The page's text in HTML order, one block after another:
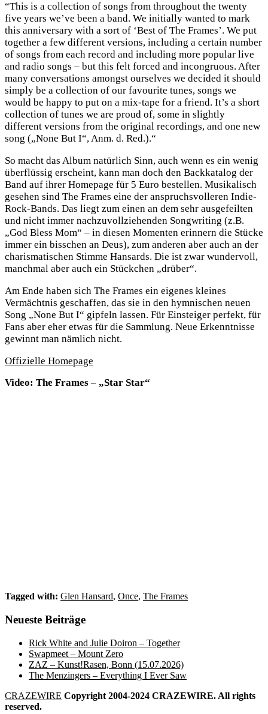
“This is a collection of songs from throughout the twenty
five years we’ve been a band. We initially wanted to mark
this anniversary with a sort of ‘Best of The Frames’. We put
together a few different versions, including a certain number
of songs from each record and including more popular live
and radio songs – but this felt forced and incongruous. After
many conversations amongst ourselves we decided it should
simply be a collection of our favourite tunes, songs we
would be happy to put on a mix-tape for a friend. It’s a short
collection of tunes we are proud of, some in slightly
different versions from the original recordings, and one new
song („None But I“, Anm. d. Red.).“
So macht das Album natürlich Sinn, auch wenn es ein wenig
überflüssig erscheint, kann man doch den Backkatalog der
Band auf ihrer Homepage für 5 Euro bestellen. Musikalisch
gesehen sind The Frames eine der anspruchsvolleren Indie-
Rock-Bands. Das liegt zum einen an dem sehr ausgefeilten
und nicht immer nachzuvollziehenden Songwriting (z.B.
„God Bless Mom“ – in diesen Momenten erinnern die Stücke
immer ein bisschen an Deus), zum anderen aber auch an der
charismatischen Stimme Hansards. Die ist zwar wundervoll,
manchmal aber auch ein Stückchen „drüber“.
Am Ende haben sich The Frames ein eigenes kleines
Vermächtnis geschaffen, das sie in den hymnischen neuen
Song „None But I“ gipfeln lassen. Für Einsteiger perfekt, für
Fans aber eher etwas für die Sammlung. Neue Erkenntnisse
gewinnt man nämlich nicht.
Offizielle Homepage
Video: The Frames – „Star Star“
Tagged with: Glen Hansard, Once, The Frames
Neueste Beiträge
Rick White and Julie Doiron – Together
Swapmeet – Mount Zero
ZAZ – Kunst!Rasen, Bonn (15.07.2026)
The Menzingers – Everything I Ever Saw
CRAZEWIRE Copyright 2004-2024 CRAZEWIRE. All rights
reserved.